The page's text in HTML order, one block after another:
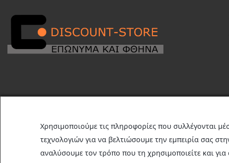
© 2026 | Discount-Store.gr | Developed bynetmind | Marketing by
Χρησιμοποιούμε τις πληροφορίες που συλλέγονται
τεχνολογιών για να βελτιώσουμε την εμπειρία σας
αναλύσουμε τον τρόπο που τη χρησιμοποιείτε και για